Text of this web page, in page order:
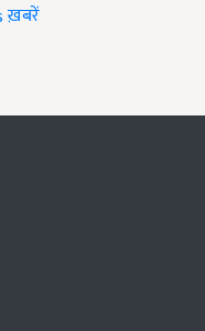
ख़बरें